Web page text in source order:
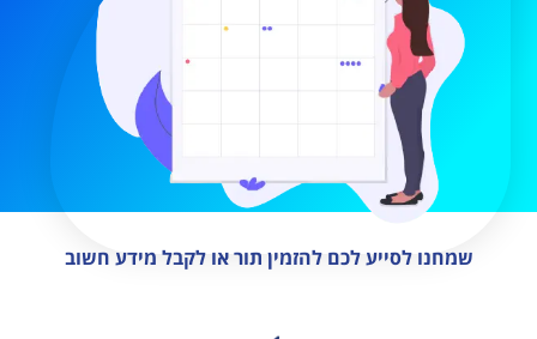
שמחנו לסייע לכם להזמין תור או לקבל מידע חשוב